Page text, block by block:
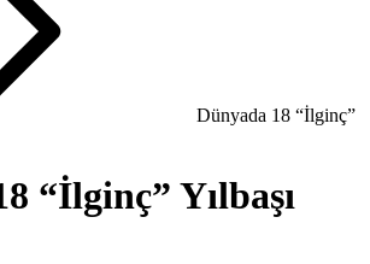
Dünyada 18 “İlginç”
“İlginç” Yılbaşı